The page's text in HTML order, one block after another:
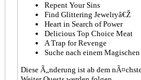
Repent Your Sins
Find Glittering Jewelryâ€Ž
Heart in Search of Power
Delicious Top Choice Meat
A Trap for Revenge
Suche nach einem
Diese Ã„nderung ist ab dem